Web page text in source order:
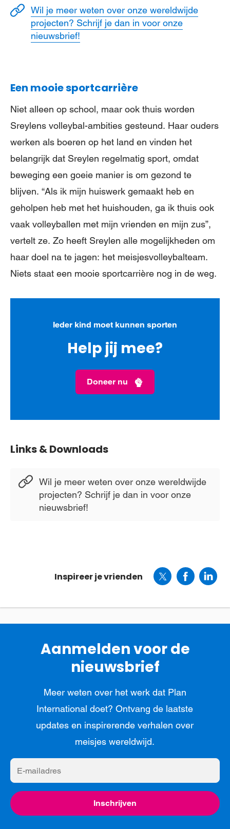
Wil je meer weten over onze wereldwijde
projecten? Schrijf je dan in voor onze
nieuwsbrief!
Een mooie sportcarrière
Niet alleen op school, maar ook thuis worden
Sreylens volleybal-ambities gesteund. Haar ouders
werken als boeren op het land en vinden het
belangrijk dat Sreylen regelmatig sport, omdat
beweging een goeie manier is om gezond te
blijven. “Als ik mijn huiswerk gemaakt heb en
geholpen heb met het huishouden, ga ik thuis ook
vaak volleyballen met mijn vrienden en mijn zus”,
vertelt ze. Zo heeft Sreylen alle mogelijkheden om
haar doel na te jagen: het meisjesvolleybalteam.
Niets staat een mooie sportcarrière nog in de weg.
Ieder kind moet kunnen sporten
Help jij mee?
Doneer nu
Links & Downloads
Wil je meer weten over onze wereldwijde
projecten? Schrijf je dan in voor onze
nieuwsbrief!
Inspireer je vrienden
Aanmelden voor de
nieuwsbrief
Meer weten over het werk dat Plan
International doet? Ontvang de laatste
updates en inspirerende verhalen over
meisjes wereldwijd.
E-
mailadres
Inschrijven